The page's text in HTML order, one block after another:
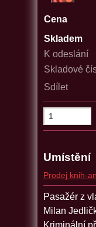
Cena
Skladem
K odeslání
Skladové
Sdílet
Umístění
Prodej knih-
Pasažér z
Milan